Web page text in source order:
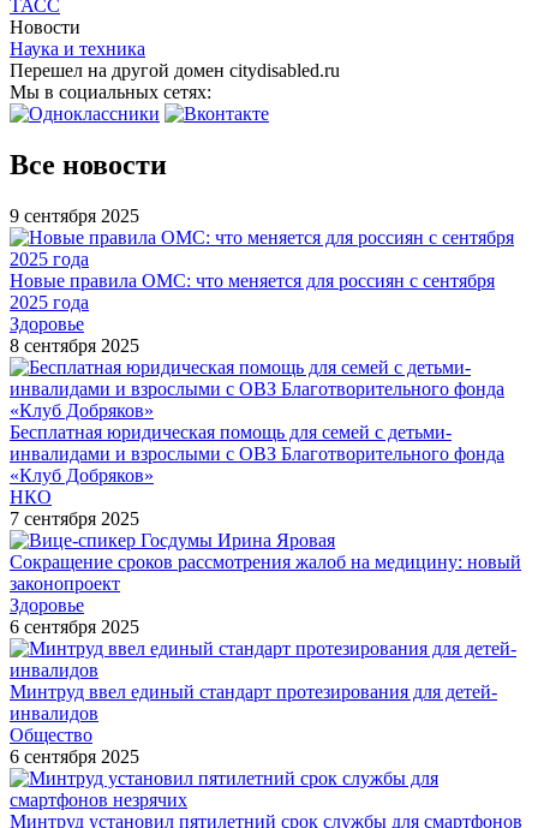
ТАСС
Новости
Наука и техника
Перешел на другой домен citydisabled.ru
Мы в социальных сетях:
Все новости
9 сентября 2025
Новые правила ОМС: что меняется для россиян с сентября
2025 года
Здоровье
8 сентября 2025
Бесплатная юридическая помощь для семей с детьми-
инвалидами и взрослыми с ОВЗ Благотворительного фонда
«Клуб Добряков»
НКО
7 сентября 2025
Сокращение сроков рассмотрения жалоб на медицину: новый
законопроект
Здоровье
6 сентября 2025
Минтруд ввел единый стандарт протезирования для детей-
инвалидов
Общество
6 сентября 2025
Минтруд установил пятилетний срок службы для смартфонов